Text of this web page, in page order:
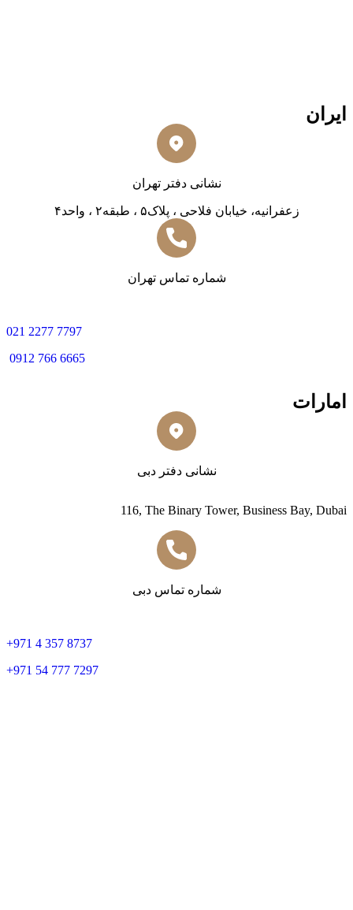
ایران
نشانی دفتر تهران
زعفرانیه، خیابان فلاحی ، پلاک۵ ، طبقه۲ ، واحد۴
شماره تماس تهران
021 2277 7797
0912 766 6665
امارات
نشانی دفتر دبی
116, The Binary Tower, Business Bay, Dubai
شماره تماس دبی
+971 4 357 8737
+971 54 777 7297